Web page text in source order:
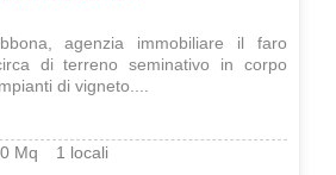
agenzia immobiliare il faro
di terreno seminativo in corpo
di vigneto....
Mq 1 locali